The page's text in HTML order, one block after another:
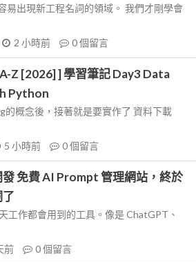
易出現新工程名詞的領域。 我們才剛學會
2 小時前 0個留言
Z [2026] ] 學習筆記 Day3 Data
Python
的概念後，接著就是要實作了 資料下載
5 小時前 0個留言
發 免費 AI Prompt 管理網站，終於
工作都會用到的工具。像是 ChatGPT、
前 0個留言